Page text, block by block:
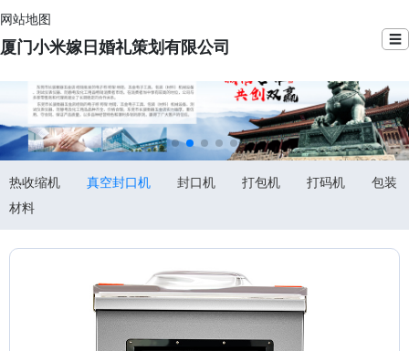
网站地图
厦门小米嫁日婚礼策划有限公司 ☰
热收缩机 真空封口机 封口机 打包机 打码机
包装
材料